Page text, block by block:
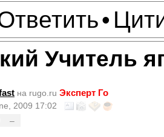
•
Учитель
на rugo.ru Эксперт Го
2009 17:02
–